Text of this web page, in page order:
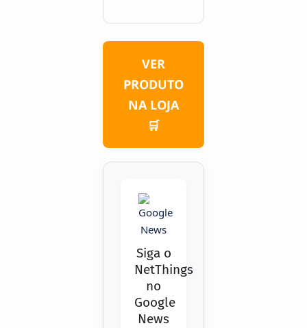
VER
PRODUTO
NA LOJA
🛒
Siga o
NetThings
no
Google
News